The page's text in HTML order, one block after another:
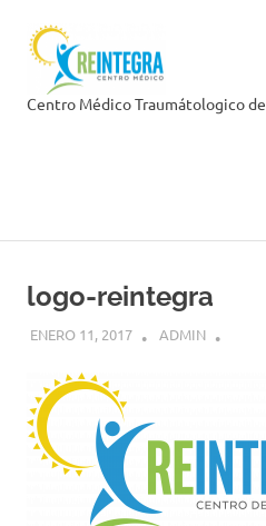
content
Centro Médico Traumátologico
logo-reintegra
ENERO 11, 2017 ADMIN